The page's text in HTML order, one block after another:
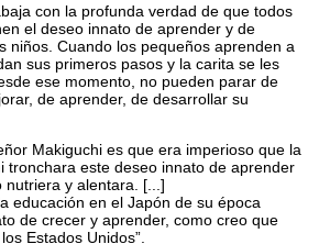
con la profunda verdad de que todos
el deseo innato de aprender y de
niños. Cuando los pequeños aprenden a
sus primeros pasos y la carita se les
ese momento, no pueden parar de
de aprender, de desarrollar su
Makiguchi es que era imperioso que la
tronchara este deseo innato de aprender
nutriera y alentara. [...]
educación en el Japón de su época
de crecer y aprender, como creo que
Estados Unidos”.